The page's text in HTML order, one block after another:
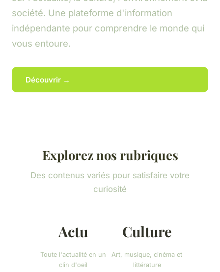
société. Une plateforme d'information
indépendante pour comprendre le monde qui
vous entoure.
Découvrir →
Explorez nos rubriques
Des contenus variés pour satisfaire votre
curiosité
Actu
Toute l'actualité en un
clin d'oeil
Culture
Art, musique, cinéma et
littérature